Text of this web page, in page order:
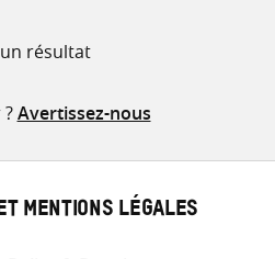
résultat
Avertissez-nous
MENTIONS LÉGALES